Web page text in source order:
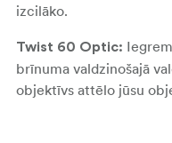
izcilāko.
Twist 60 Optic:
brīnuma valdzinošajā
objektīvs attēlo jūsu